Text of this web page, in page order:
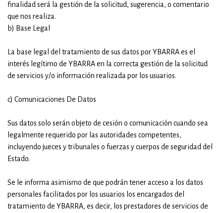
finalidad será la gestión de la solicitud, sugerencia, o comentario
que nos realiza.
b) Base Legal
La base legal del tratamiento de sus datos por YBARRA es el
interés legítimo de YBARRA en la correcta gestión de la solicitud
de servicios y/o información realizada por los usuarios.
c) Comunicaciones De Datos
Sus datos solo serán objeto de cesión o comunicación cuando sea
legalmente requerido por las autoridades competentes,
incluyendo jueces y tribunales o fuerzas y cuerpos de seguridad del
Estado.
Se le informa asimismo de que podrán tener acceso a los datos
personales facilitados por los usuarios los encargados del
tratamiento de YBARRA, es decir, los prestadores de servicios de